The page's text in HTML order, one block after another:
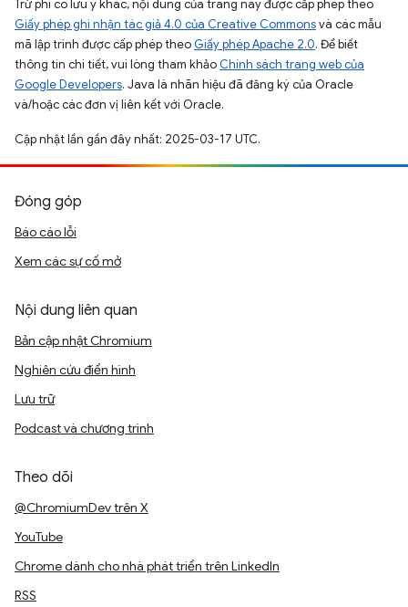
Trừ phi có lưu ý khác, nội dung của trang này được cấp phép theo
Giấy phép ghi nhận tác giả 4.0 của Creative Commonsvà các mẫu
mã lập trình được cấp phép theo Giấy phép Apache 2.0. Để biết
thông tin chi tiết, vui lòng tham khảo Chính sách trang web của
Google Developers. Java là nhãn hiệu đã đăng ký của Oracle
và/hoặc các đơn vị liên kết với Oracle.
Cập nhật lần gần đây nhất: 2025-03-17 UTC.
Đóng góp
Báo cáo lỗi
Xem các sự cố mở
Nội dung liên quan
Bản cập nhật Chromium
Nghiên cứu điển hình
Lưu trữ
Podcast và chương trình
Theo dõi
@ChromiumDev trên X
YouTube
Chrome dành cho nhà phát triển trên LinkedIn
RSS